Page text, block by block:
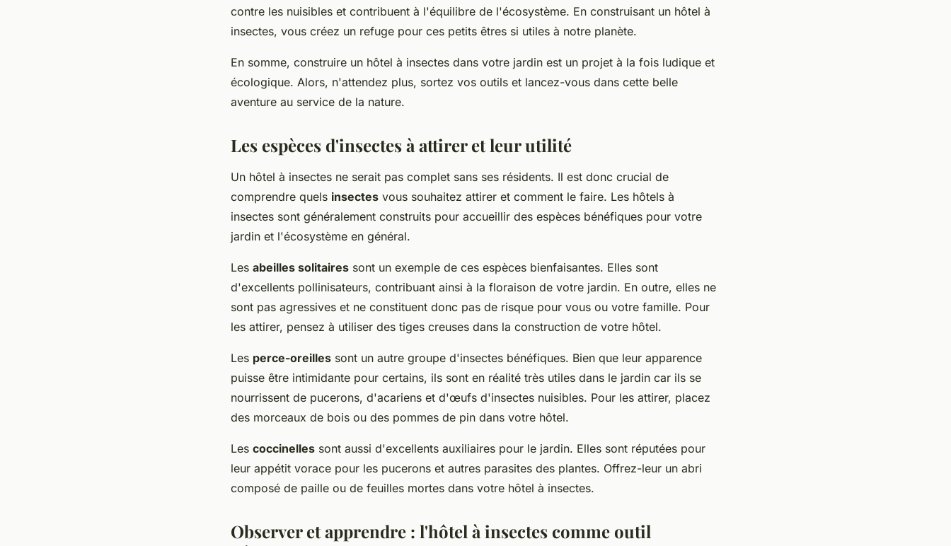
contre les nuisibles et contribuent à l'équilibre de l'écosystème. En construisant un hôtel à
insectes, vous créez un refuge pour ces petits êtres si utiles à notre planète.
En somme, construire un hôtel à insectes dans votre jardin est un projet à la fois ludique et
écologique. Alors, n'attendez plus, sortez vos outils et lancez-vous dans cette belle
aventure au service de la nature.
Les espèces d'insectes à attirer et leur utilité
Un hôtel à insectes ne serait pas complet sans ses résidents. Il est donc crucial de
comprendre quels insectes vous souhaitez attirer et comment le faire. Les hôtels à
insectes sont généralement construits pour accueillir des espèces bénéfiques pour votre
jardin et l'écosystème en général.
Les abeilles solitaires sont un exemple de ces espèces bienfaisantes. Elles sont
d'excellents pollinisateurs, contribuant ainsi à la floraison de votre jardin. En outre, elles ne
sont pas agressives et ne constituent donc pas de risque pour vous ou votre famille. Pour
les attirer, pensez à utiliser des tiges creuses dans la construction de votre hôtel.
Les perce-oreilles sont un autre groupe d'insectes bénéfiques. Bien que leur apparence
puisse être intimidante pour certains, ils sont en réalité très utiles dans le jardin car ils se
nourrissent de pucerons, d'acariens et d'œufs d'insectes nuisibles. Pour les attirer, placez
des morceaux de bois ou des pommes de pin dans votre hôtel.
Les coccinelles sont aussi d'excellents auxiliaires pour le jardin. Elles sont réputées pour
leur appétit vorace pour les pucerons et autres parasites des plantes. Offrez-leur un abri
composé de paille ou de feuilles mortes dans votre hôtel à insectes.
Observer et apprendre : l'hôtel à insectes comme outil